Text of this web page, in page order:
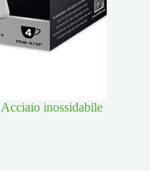
inossidabile